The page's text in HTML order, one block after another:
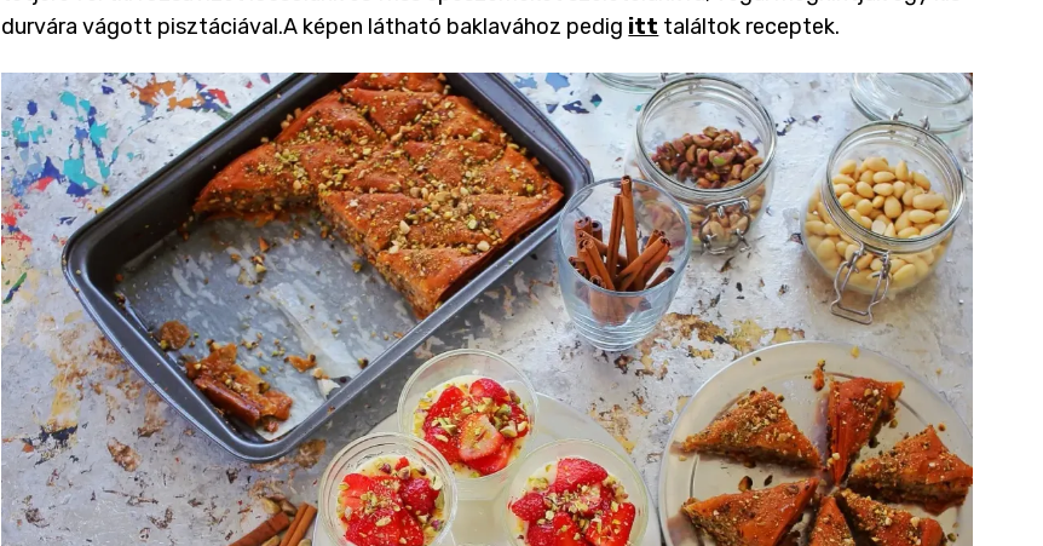
durvára vágott pisztáciával.A képen látható baklavához pedig itt találtok receptek.